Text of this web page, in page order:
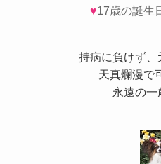
♥17歳の誕生
持病に負けず、
天真爛漫で
永遠の一